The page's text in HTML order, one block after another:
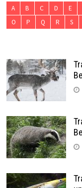
A B C D E
O
P Q R S